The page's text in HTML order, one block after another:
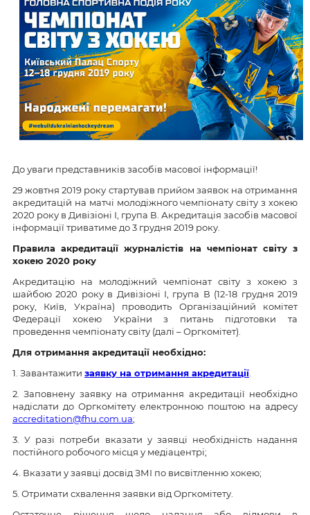
До уваги представників засобів масової інформації!
29 жовтня 2019 року стартував прийом заявок на отримання
акредитацій на матчі молодіжного чемпіонату світу з хокею
2020 року в Дивізіоні І, група В. Акредитація засобів масової
інформації триватиме до 3 грудня 2019 року.
Правила акредитації журналістів на чемпіонат світу з
хокею 2020 року
Акредитацію на молодіжний чемпіонат світу з хокею з
шайбою 2020 року в Дивізіоні І, група В (12-18 грудня 2019
року, Київ, Україна) проводить Організаційний комітет
Федерації хокею України з питань підготовки та
проведення чемпіонату світу (далі – Оргкомітет).
Для отримання акредитації необхідно:
1. Завантажити заявку на отримання акредитації.
2. Заповнену заявку на отримання акредитації необхідно
надіслати до Оргкомітету електронною поштою на адресу
accreditation@fhu.com.ua;
3. У разі потреби вказати у заявці необхідність надання
постійного робочого місця у медіацентрі;
4. Вказати у заявці досвід ЗМІ по висвітленню хокею;
5. Отримати схвалення заявки від Оргкомітету.